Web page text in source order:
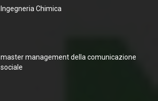
Ingegneria Chimica
master management della comunicazione
sociale